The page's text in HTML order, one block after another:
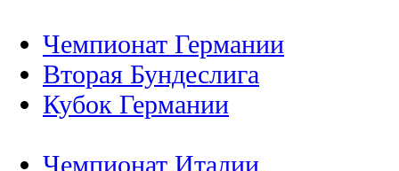
Чемпионат Германии
Вторая Бундеслига
Кубок Германии
Чемпионат Италии